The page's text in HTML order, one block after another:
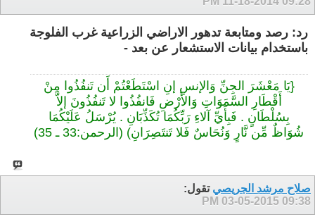
رد: رصد ومتابعة تدهور الاراضي الزراعية غرب الفلوجة
باستخدام بيانات الاستشعار عن بعد -
{يَا مَعْشَرَ الجِنِّ وَالإنسِ إنِ اسْتَطَعْتُمْ أَن تَنفُذُوا مِنْ
أَقْطَارِ السَّمَوَاتِ وَالأَرْضِ فَانفُذُوا لا تَنفُذُونَ إلاَّ
بِسُلْطَانٍ . فَبِأَيِّ آلاءِ رَبِّكُمَا تُكَذِّبَانِ . يُرْسَلُ عَلَيْكُمَا
شُوَاظٌ مِّن نَّارٍ وَنُحَاسٌ فَلا تَنتَصِرَانِ) (‏الرحمن‏:33‏ ـ ‏35)‏
صلاح مرشد الجريصي تقول:
03-05-2015 09:38 PM